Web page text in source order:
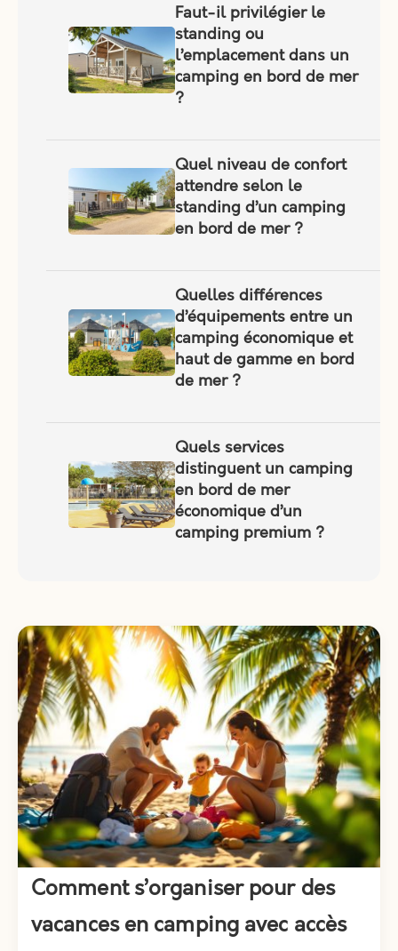
Faut-il privilégier le
standing ou
l’emplacement dans un
camping en bord de mer
?
Quel niveau de confort
attendre selon le
standing d’un camping
en bord de mer ?
Quelles différences
d’équipements entre un
camping économique et
haut de gamme en bord
de mer ?
Quels services
distinguent un camping
en bord de mer
économique d’un
camping premium ?
Comment s’organiser pour des
vacances en camping avec accès